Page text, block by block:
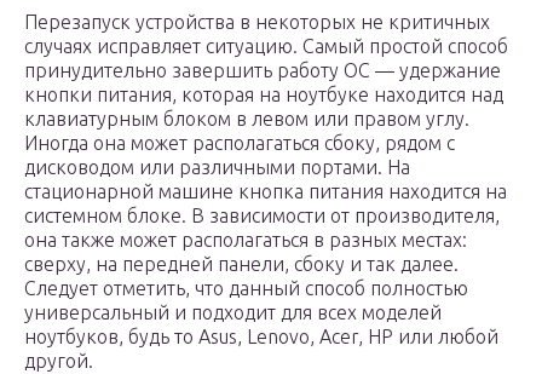
Перезапуск устройства в некоторых не критичных
случаях исправляет ситуацию. Самый простой способ
принудительно завершить работу ОС — удержание
кнопки питания, которая на ноутбуке находится над
клавиатурным блоком в левом или правом углу.
Иногда она может располагаться сбоку, рядом с
дисководом или различными портами. На
стационарной машине кнопка питания находится на
системном блоке. В зависимости от производителя,
она также может располагаться в разных местах:
сверху, на передней панели, сбоку и так далее.
Следует отметить, что данный способ полностью
универсальный и подходит для всех моделей
ноутбуков, будь то Asus, Lenovo, Acer, HP или любой
другой.